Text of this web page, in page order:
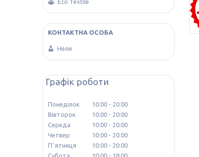
Eco Textile
Неля
Графік роботи
Понеділок 10:00
20:00
Вівторок
10:00
20:00
Середа
10:00
20:00
Четвер
10:00
20:00
Пʼятниця
10:00
20:00
Субота
10:00
18:00